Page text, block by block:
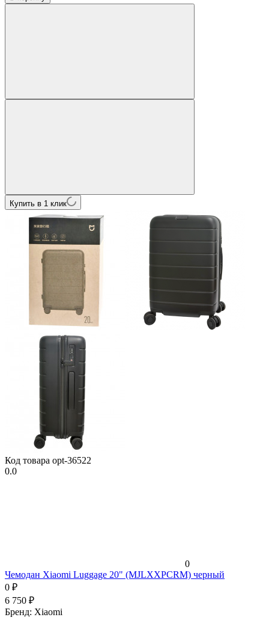
Купить в 1 клик
Код товара opt-36522
0.0
0
Чемодан Xiaomi Luggage 20" (MJLXXPCRM) черный
0 ₽
6 750 ₽
Бренд: Xiaomi